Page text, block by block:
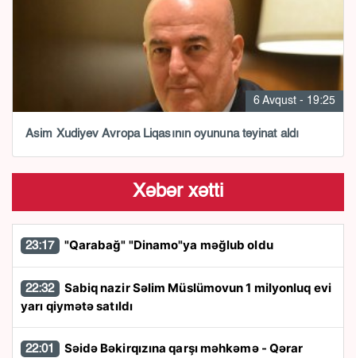
6 Avqust - 19:25
Asim Xudiyev Avropa Liqasının oyununa təyinat aldı
Xəbər xətti
23:17 "Qarabağ" "Dinamo"ya məğlub oldu
22:32
yarı qiymətə satıldı
22:01